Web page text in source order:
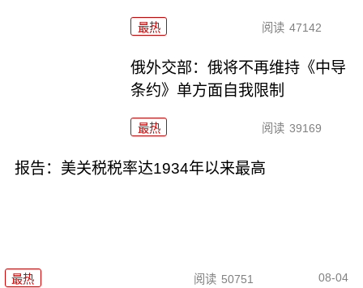
最热 阅读 47142
俄外交部：俄将不再维持《中导
条约》单方面自我限制
最热 阅读 39169
报告：美关税税率达1934年以来最高
最热 阅读 50751 08-04